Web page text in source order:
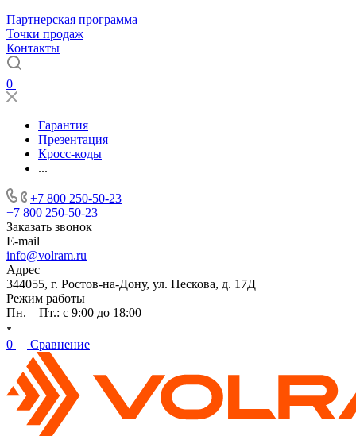
Партнерская программа
Точки продаж
Контакты
0
Гарантия
Презентация
Кросс-коды
...
+7 800 250-50-23
+7 800 250-50-23
Заказать звонок
E-mail
info@volram.ru
Адрес
344055, г. Ростов-на-Дону, ул. Пескова, д. 17Д
Режим работы
Пн. – Пт.: с 9:00 до 18:00
0 Сравнение